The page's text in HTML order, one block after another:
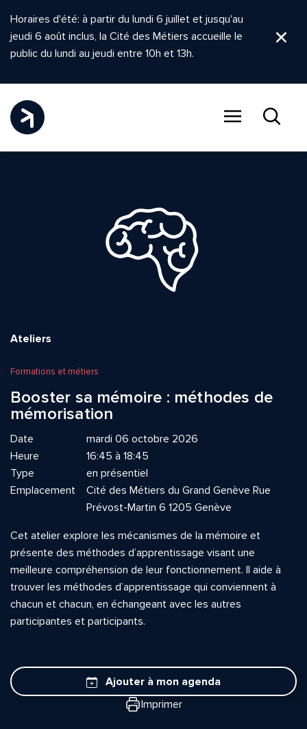
Horaires d'été: à partir du lundi 6 juillet et jusqu'au
jeudi 6 août inclus, la Cité des Métiers accueille le
public du lundi au jeudi entre 10h et 13h.
Ateliers
Formations et métiers
Booster sa mémoire : méthodes de
mémorisation
Date
mardi 06 octobre 2026
Heure
16:45 à 18:45
Type
en présentiel
Emplacement
Cité des Métiers du Grand Genève Rue
Prévost-Martin 6 1205 Genève
Cet atelier explore les mécanismes de la mémoire et
présente des méthodes d’apprentissage visant une
meilleure compréhension de leur fonctionnement. Il aide à
trouver les méthodes d’apprentissage qui conviennent à
chacun et chacun, en échangeant avec les autres
participantes et participants.
Ajouter à mon agenda
Imprimer